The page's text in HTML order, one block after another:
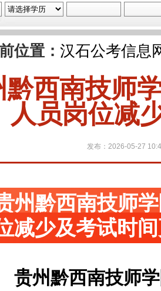
位置： 汉石公考信息
黔西南技师
人员岗位减
发布：2026-05-27
州黔西南技师
减少及考试时
贵州黔西南技师